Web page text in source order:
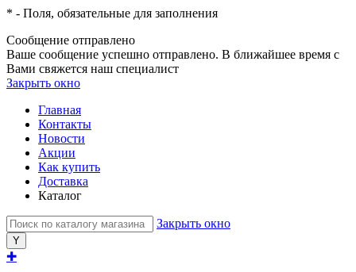
* - Поля, обязательные для заполнения
Сообщение отправлено
Ваше сообщение успешно отправлено. В ближайшее время с
Вами свяжется наш специалист
Закрыть окно
Главная
Контакты
Новости
Акции
Как купить
Доставка
Каталог
Закрыть окно
✚